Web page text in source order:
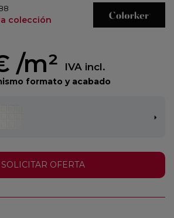
colección
/m² IVA incl.
formato y acabado
SOLICITAR OFERTA